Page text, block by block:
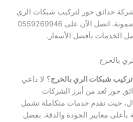
شركة حدائق حور لتركيب شبكات الري
باحترافية ودقة وجودة مضمونة. اتصل الآن على 0559269946
الخدمات بأفضل الأسعار.
بالخرج
شبكات الري بالخرج؟ لا داعي
حور تُعد من أبرز الشركات
حيث تقدم خدمات متكاملة تشمل
بأعلى معايير الجودة والدقة. بفضل